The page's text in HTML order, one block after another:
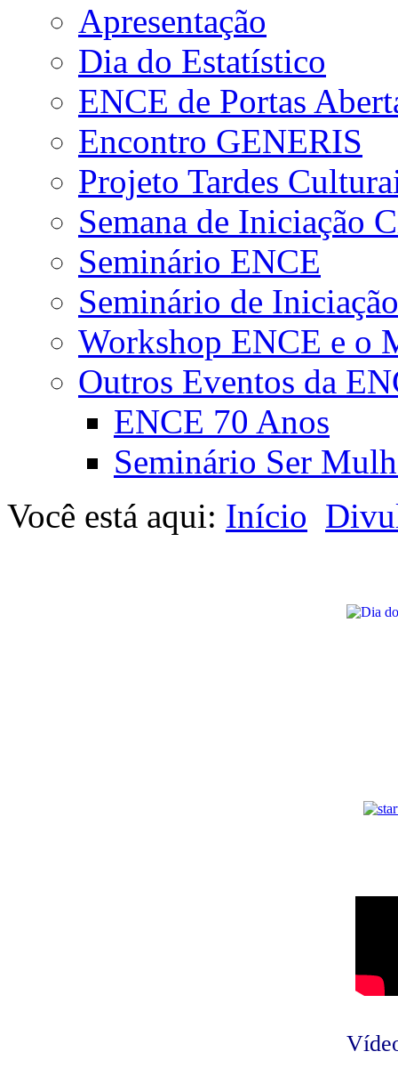
Apresentação
Dia do Estatístico
ENCE de Portas
Encontro GENERIS
Projeto Tardes
Semana de Iniciação
Seminário ENCE
Seminário de
Workshop ENCE e o
Outros Eventos da
ENCE 70 Anos
Seminário Ser
Você está aqui: Início